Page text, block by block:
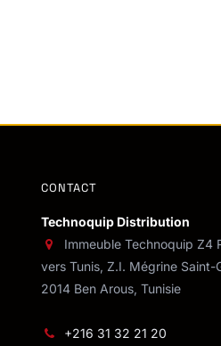
CONTACT
Technoquip Distribution
Immeuble Technoquip Z4
vers Tunis, Z.I. Mégrine Saint-
2014 Ben Arous, Tunisie
+216 31 32 21 20